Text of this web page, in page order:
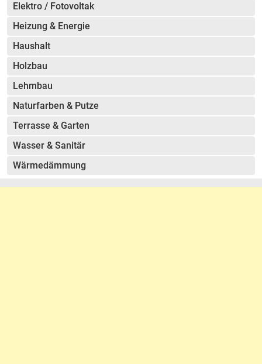
Elektro / Fotovoltak
Heizung & Energie
Haushalt
Holzbau
Lehmbau
Naturfarben & Putze
Terrasse & Garten
Wasser & Sanitär
Wärmedämmung